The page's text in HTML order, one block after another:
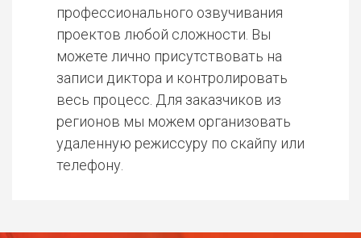
профессионального озвучивания
проектов любой сложности. Вы
можете лично присутствовать на
записи диктора и контролировать
весь процесс. Для заказчиков из
регионов мы можем организовать
удаленную режиссуру по скайпу или
телефону.